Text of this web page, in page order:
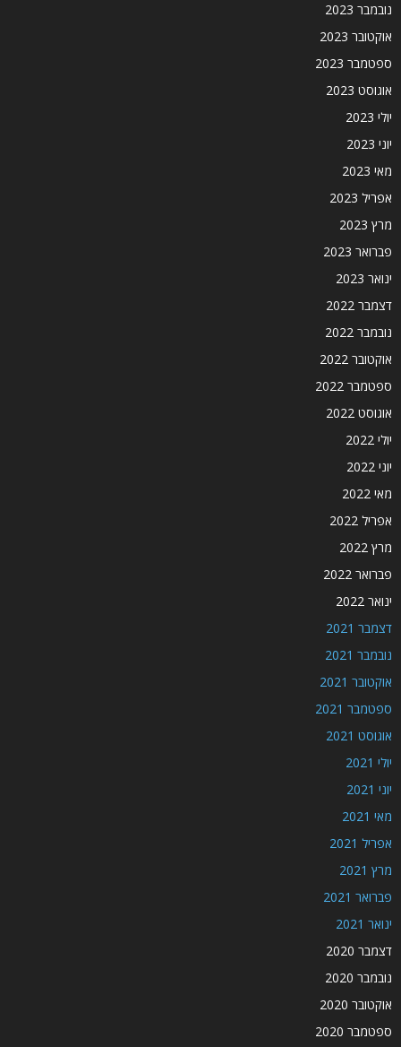
נובמבר 2023
אוקטובר 2023
ספטמבר 2023
אוגוסט 2023
יולי 2023
יוני 2023
מאי 2023
אפריל 2023
מרץ 2023
פברואר 2023
ינואר 2023
דצמבר 2022
נובמבר 2022
אוקטובר 2022
ספטמבר 2022
אוגוסט 2022
יולי 2022
יוני 2022
מאי 2022
אפריל 2022
מרץ 2022
פברואר 2022
ינואר 2022
דצמבר 2021
נובמבר 2021
אוקטובר 2021
ספטמבר 2021
אוגוסט 2021
יולי 2021
יוני 2021
מאי 2021
אפריל 2021
מרץ 2021
פברואר 2021
ינואר 2021
דצמבר 2020
נובמבר 2020
אוקטובר 2020
ספטמבר 2020